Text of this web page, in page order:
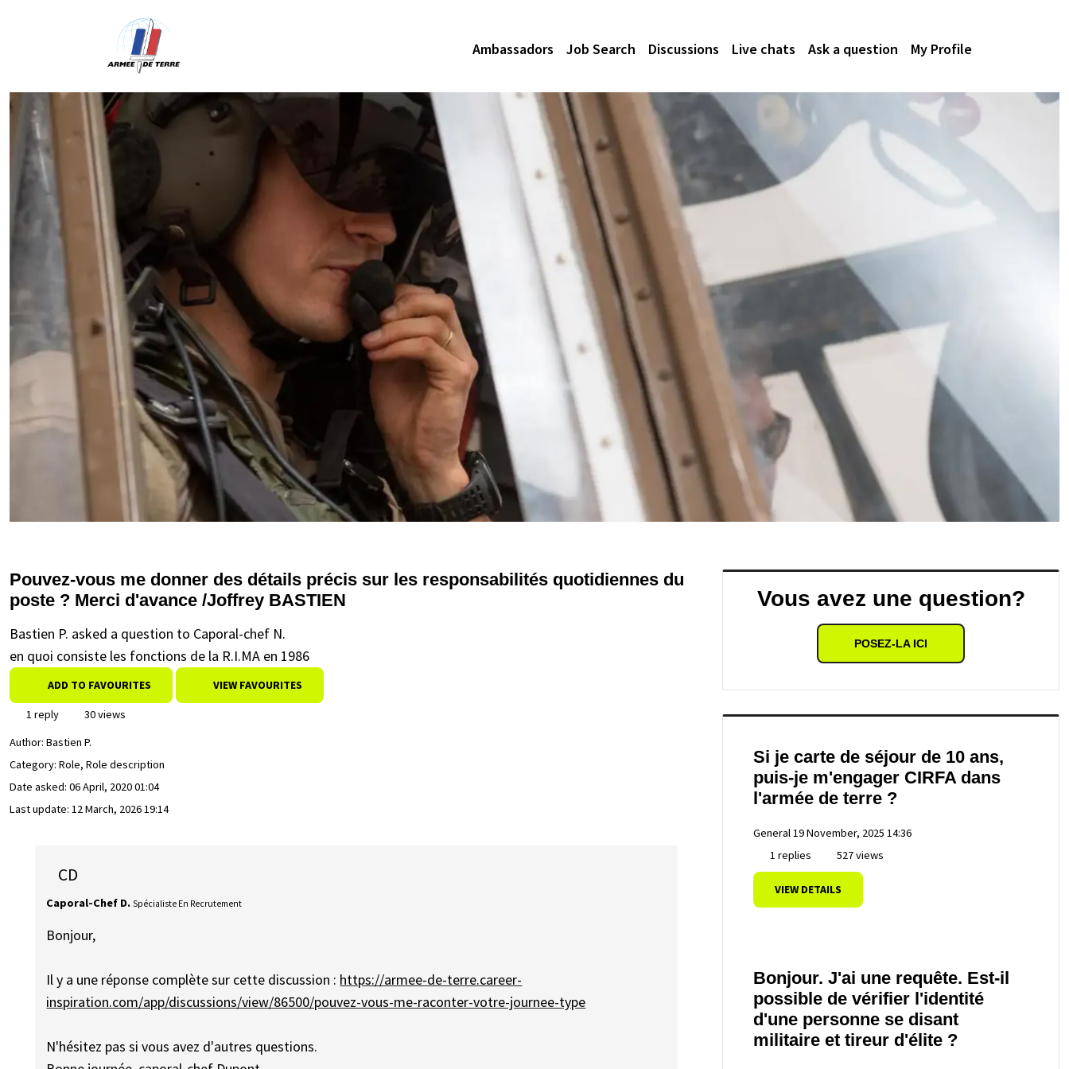
Ambassadors Job Search Discussions Live chats Ask a question My Profile
Pouvez-vous me donner des détails précis sur les responsabilités quotidiennes du
poste ? Merci d'avance /Joffrey BASTIEN
Bastien P. asked a question to Caporal-chef N.
en quoi consiste les fonctions de la R.I.MA en 1986
ADD TO FAVOURITES VIEW FAVOURITES
1 reply
30 views
Author: Bastien P.
Category: Role, Role description
Date asked: 06 April, 2020 01:04
Last update: 12 March, 2026 19:14
CD
Caporal-Chef D. Spécialiste En Recrutement
Bonjour,
Il y a une réponse complète sur cette discussion : https://armee-de-terre.career-
inspiration.com/app/discussions/view/86500/pouvez-vous-me-raconter-votre-journee-type
N'hésitez pas si vous avez d'autres questions.
Vous avez une question?
POSEZ-LA ICI
Si je carte de séjour de 10 ans,
puis-je m'engager CIRFA dans
l'armée de terre ?
General19 November, 2025 14:36
1 replies
527 views
VIEW DETAILS
Bonjour. J'ai une requête. Est-il
possible de vérifier l'identité
d'une personne se disant
militaire et tireur d'élite ?